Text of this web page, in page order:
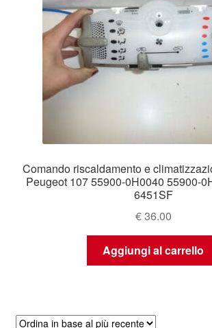
Comando riscaldamento e
Peugeot 107 55900-0H0040 55900-
6451SF
€36.00
Aggiungi al carrello